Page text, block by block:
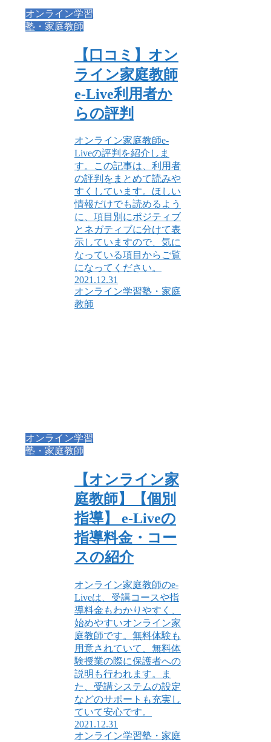
オンライン学習
塾・家庭教師
【口コミ】オン
ライン家庭教師
e-Live利用者か
らの評判
オンライン家庭教師e-
Liveの評判を紹介しま
す。この記事は、利用者
の評判をまとめて読みや
すくしています。ほしい
情報だけでも読めるよう
に、項目別にポジティブ
とネガティブに分けて表
示していますので、気に
なっている項目からご覧
になってください。
2021.12.31
オンライン学習塾・家庭
教師
オンライン学習
塾・家庭教師
【オンライン家
庭教師】【個別
指導】 e-Liveの
指導料金・コー
スの紹介
オンライン家庭教師のe-
Liveは、受講コースや指
導料金もわかりやすく、
始めやすいオンライン家
庭教師です。無料体験も
用意されていて、無料体
験授業の際に保護者への
説明も行われます。ま
た、受講システムの設定
などのサポートも充実し
ていて安心です。
2021.12.31
オンライン学習塾・家庭